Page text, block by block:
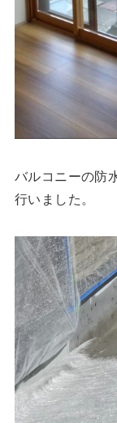
バルコニーの防
行いました。